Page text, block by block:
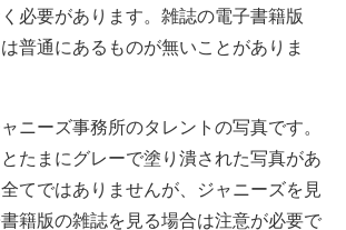
必要があります。雑誌の電子書籍版
普通にあるものが無いことがありま
ニーズ事務所のタレントの写真です。
たまにグレーで塗り潰された写真があ
てではありませんが、ジャニーズを見
籍版の雑誌を見る場合は注意が必要で